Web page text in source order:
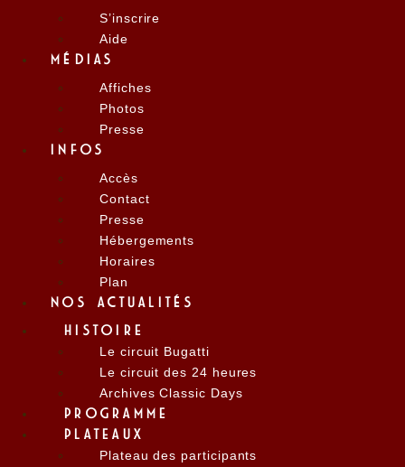
S’inscrire
Aide
MÉDIAS
Affiches
Photos
Presse
INFOS
Accès
Contact
Presse
Hébergements
Horaires
Plan
NOS ACTUALITÉS
HISTOIRE
Le circuit Bugatti
Le circuit des 24 heures
Archives Classic Days
PROGRAMME
PLATEAUX
Plateau des participants